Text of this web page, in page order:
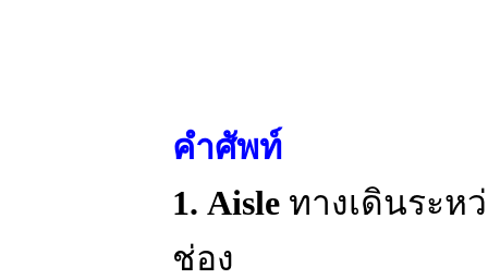
คำศัพท์
1. Aisle ทางเดินระห
ช่อง